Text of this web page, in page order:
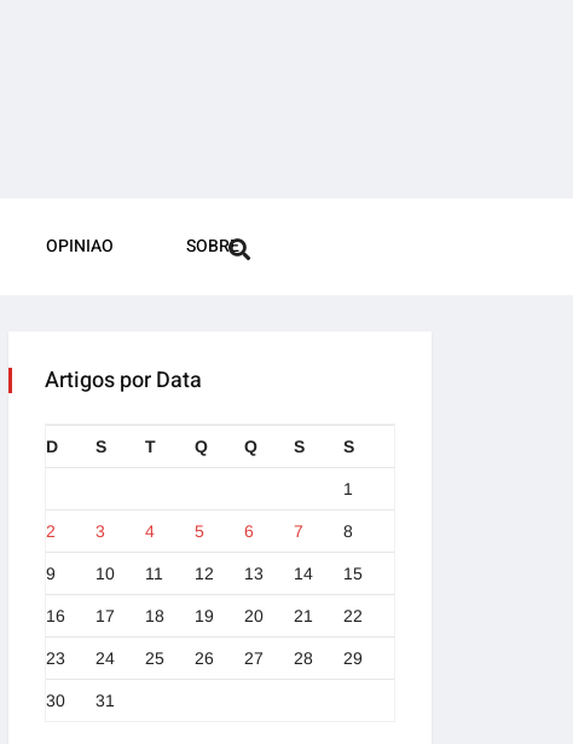
OPINIAO SOBRE
Artigos por Data
D S T Q Q S S
1
2 3 4 5 6 7 8
9 10 11 12 13 14 15
16 17 18 19 20 21 22
23 24 25 26 27 28 29
30 31